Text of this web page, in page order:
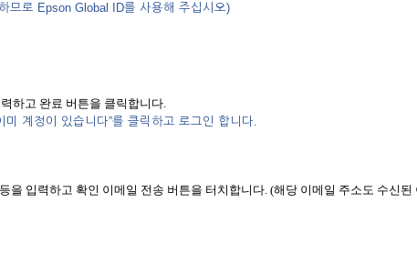
로 Epson Global ID를 사용해 주십시오)
하고 완료 버튼을 클릭합니다.
계정이 있습니다”를 클릭하고 로그인 합니다.
을 입력하고 확인 이메일 전송 버튼을 터치합니다. (해당 이메일 주소도 수신된